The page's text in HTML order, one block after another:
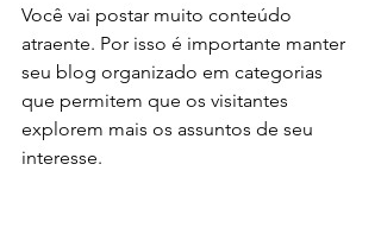
Você vai postar muito conteúdo
atraente. Por isso é importante manter
seu blog organizado em categorias
que permitem que os visitantes
explorem mais os assuntos de seu
interesse.